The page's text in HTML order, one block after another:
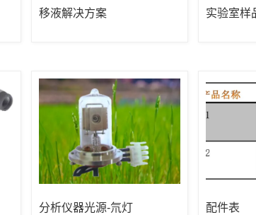
移液解决方案 实验室样
分析仪器光源-氘灯 配件表